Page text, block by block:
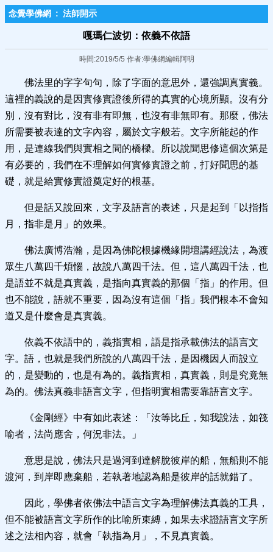
念覺學佛網 : 法師開示
嘎瑪仁波切：依義不依語
時間:2019/5/5 作者:學佛網編輯阿明
佛法里的字字句句，除了字面的意思外，還強調真實義。
這裡的義說的是因實修實證後所得的真實的心境所顯。沒有分
別，沒有對比，沒有非有即無，也沒有非無即有。那麼，佛法
所需要被表達的文字內容，屬於文字般若。文字所能起的作
用，是連線我們與實相之間的橋樑。所以說聞思修這個次第是
有必要的，我們在不理解如何實修實證之前，打好聞思的基
礎，就是給實修實證奠定好的根基。
但是話又說回來，文字及語言的表述，只是起到「以指指
月，指非是月」的效果。
佛法廣博浩瀚，是因為佛陀根據機緣開壇講經說法，為渡
眾生八萬四千煩惱，故說八萬四千法。但，這八萬四千法，也
是語並不就是真實義，是指向真實義的那個「指」的作用。但
也不能說，語就不重要，因為沒有這個「指」我們根本不會知
道又是什麼會是真實義。
依義不依語中的，義指實相，語是指承載佛法的語言文
字。語，也就是我們所說的八萬四千法，是因機因人而設立
的，是變動的，也是有為的。義指實相，真實義，則是究竟無
為的。佛法真義非語言文字，但指明實相需要靠語言文字。
《金剛經》中有如此表述：「汝等比丘，知我說法，如筏
喻者，法尚應舍，何況非法。」
意思是說，佛法只是過河到達解脫彼岸的船，無船則不能
渡河，到岸即應棄船，若執著地認為船是彼岸的話就錯了。
因此，學佛者依佛法中語言文字為理解佛法真義的工具，
但不能被語言文字所作的比喻所束縛，如果去求證語言文字所
述之法相內容，就會「執指為月」，不見真實義。